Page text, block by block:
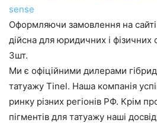
sense
Оформляючи замовлення на
дійсна для юридичних і фізичних
3шт.
Ми є офіційними дилерами
татуажу Tinel. Наша компанія
ринку різних регіонів РФ. Крім
пігментів для татуажу наші